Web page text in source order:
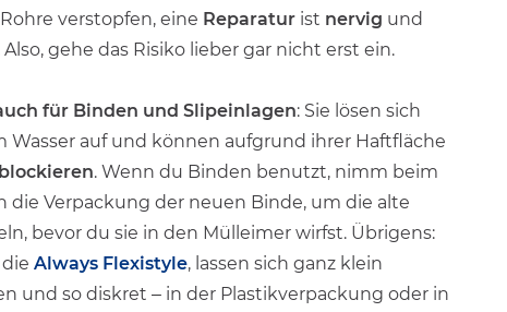
verstopfen, eine Reparatur ist nervig und
Also, gehe das Risiko lieber gar nicht erst ein.
für Binden und Slipeinlagen: Sie lösen sich
Wasser auf und können aufgrund ihrer Haftfläche
. Wenn du Binden benutzt, nimm beim
die Verpackung der neuen Binde, um die alte
bevor du sie in den Mülleimer wirfst. Übrigens:
Always Flexistyle, lassen sich ganz klein
und so diskret – in der Plastikverpackung oder in